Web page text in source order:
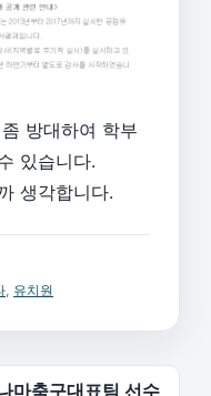
방대하여 학부
있습니다.
생각합니다.
유치원
마축구대표팀 선수